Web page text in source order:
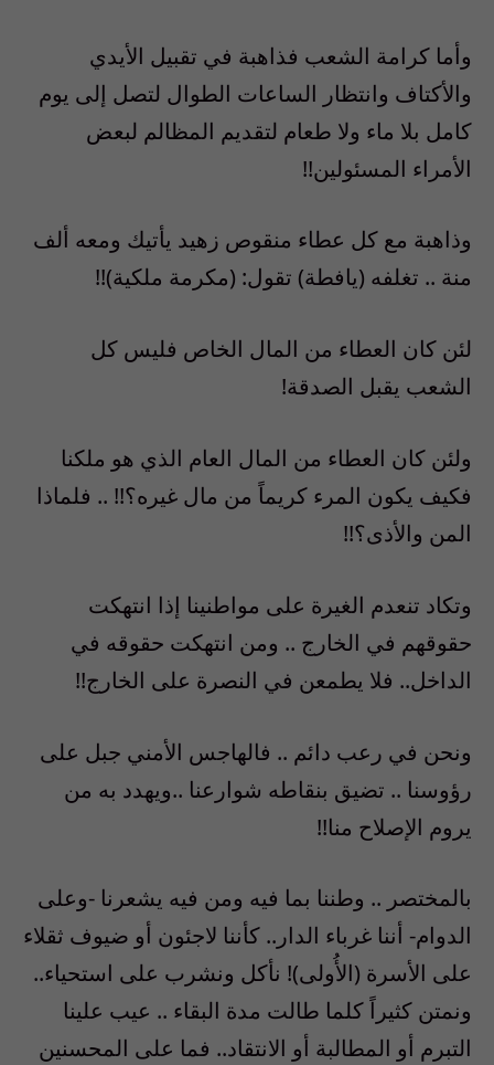
وأما كرامة الشعب فذاهبة في تقبيل الأيدي
والأكتاف وانتظار الساعات الطوال لتصل إلى يوم
كامل بلا ماء ولا طعام لتقديم المظالم لبعض
الأمراء المسئولين!!
وذاهبة مع كل عطاء منقوص زهيد يأتيك ومعه ألف
منة .. تغلفه (يافطة) تقول: (مكرمة ملكية)!!
لئن كان العطاء من المال الخاص فليس كل
الشعب يقبل الصدقة!
ولئن كان العطاء من المال العام الذي هو ملكنا
فكيف يكون المرء كريماً من مال غيره؟!! .. فلماذا
المن والأذى؟!!
وتكاد تنعدم الغيرة على مواطنينا إذا انتهكت
حقوقهم في الخارج .. ومن انتهكت حقوقه في
الداخل.. فلا يطمعن في النصرة على الخارج!!
ونحن في رعب دائم .. فالهاجس الأمني جبل على
رؤوسنا .. تضيق بنقاطه شوارعنا ..ويهدد به من
يروم الإصلاح منا!!
بالمختصر .. وطننا بما فيه ومن فيه يشعرنا -وعلى
الدوام- أننا غرباء الدار.. كأننا لاجئون أو ضيوف ثقلاء
على الأسرة (الأُولى)! نأكل ونشرب على استحياء..
ونمتن كثيراً كلما طالت مدة البقاء .. عيب علينا
التبرم أو المطالبة أو الانتقاد.. فما على المحسنين